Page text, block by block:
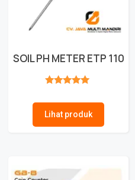
SOIL PH METER ETP 110
Lihat produk